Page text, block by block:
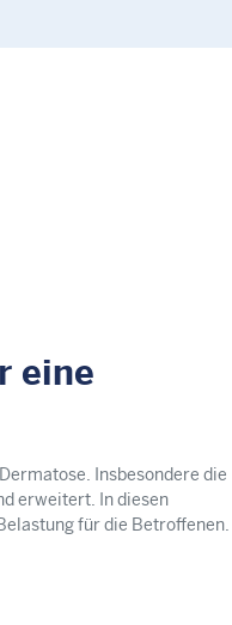
eine
Insbesondere die
erweitert. In diesen
für die Betroffenen.